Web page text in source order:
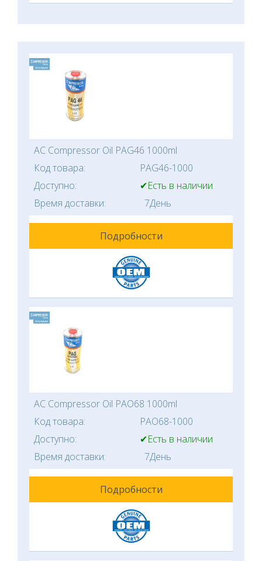
AC Compressor Oil PAG46 1000ml
Код товара:
PAG46-1000
Доступно:
✔Есть в наличии
Время доставки:
7День
Подробности
AC Compressor Oil PAO68 1000ml
Код товара:
PAO68-1000
Доступно:
✔Есть в наличии
Время доставки:
7День
Подробности